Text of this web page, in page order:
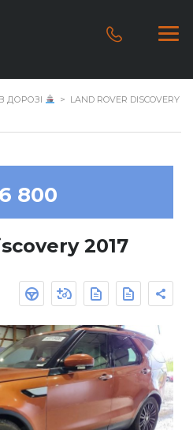
В ДОРОЗІ > LAND ROVER DISCOVERY
800
2017